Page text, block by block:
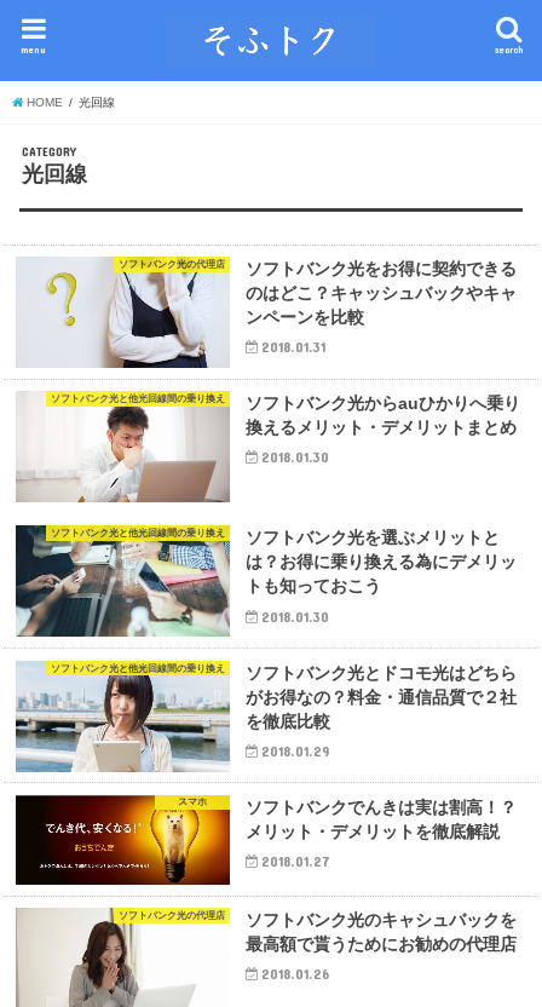
search
menu
HOME 光回線
CATEGORY
光回線
ソフトバンク光の代理店
ソフトバンク光をお得に契約できる
のはどこ？キャッシュバックやキャ
ンペーンを比較
2018.01.31
ソフトバンク光と他光回線間の乗り換え
ソフトバンク光からauひかりへ乗り
換えるメリット・デメリットまとめ
2018.01.30
ソフトバンク光と他光回線間の乗り換え
ソフトバンク光を選ぶメリットと
は？お得に乗り換える為にデメリッ
トも知っておこう
2018.01.30
ソフトバンク光と他光回線間の乗り換え
ソフトバンク光とドコモ光はどちら
がお得なの？料金・通信品質で２社
を徹底比較
2018.01.29
スマホ
ソフトバンクでんきは実は割高！？
メリット・デメリットを徹底解説
2018.01.27
ソフトバンク光の代理店
ソフトバンク光のキャシュバックを
最高額で貰うためにお勧めの代理店
2018.01.26